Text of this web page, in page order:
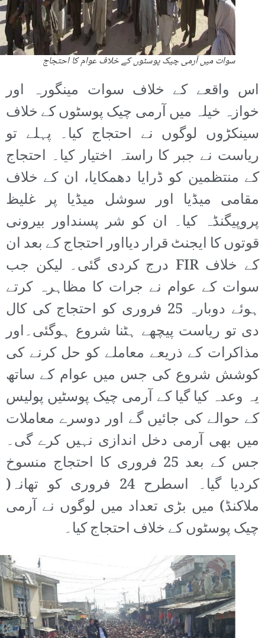
سوات میں آرمی چیک پوسٹوں کے خلاف عوام کا احتجاج
اس واقعے کے خلاف سوات مینگورہ اور
خوازہ خیلہ میں آرمی چیک پوسٹوں کے خلاف
سینکڑوں لوگوں نے احتجاج کیا۔ پہلے تو
ریاست نے جبر کا راستہ اختیار کیا۔ احتجاج
کے منتظمین کو ڈرایا دھمکایا، ان کے خلاف
مقامی میڈیا اور سوشل میڈیا پر غلیظ
پروپیگنڈہ کیا۔ ان کو شر پسنداور بیرونی
قوتوں کا ایجنٹ قرار دیااور احتجاج کے بعد ان
کے خلاف FIR درج کردی گئی۔ لیکن جب
سوات کے عوام نے جرات کا مظاہرہ کرتے
ہوئے دوبارہ 25 فروری کو احتجاج کی کال
دی تو ریاست پیچھے ہٹنا شروع ہوگئی۔اور
مذاکرات کے ذریعے معاملے کو حل کرنے کی
کوشش شروع کی جس میں عوام کے ساتھ
یہ وعدہ کیا گیا کے آرمی چیک پوسٹیں پولیس
کے حوالے کی جائیں گے اور دوسرے معاملات
میں بھی آرمی دخل اندازی نہیں کرے گی۔
جس کے بعد 25 فروری کا احتجاج منسوخ
کردیا گیا۔ اسطرح 24 فروری کو تھانہ(
ملاکنڈ) میں بڑی تعداد میں لوگوں نے آرمی
چیک پوسٹوں کے خلاف احتجاج کیا۔